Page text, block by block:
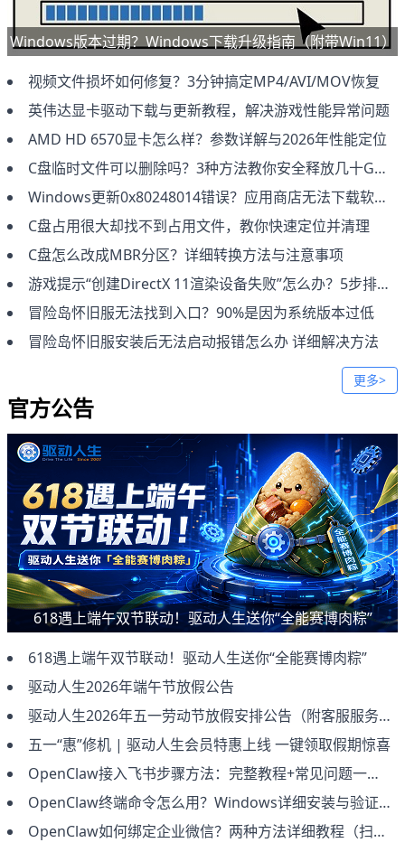
Windows版本过期？Windows下载升级指南（附带Win11）
视频文件损坏如何修复？3分钟搞定MP4/AVI/MOV恢复
英伟达显卡驱动下载与更新教程，解决游戏性能异常问题
AMD HD 6570显卡怎么样？参数详解与2026年性能定位
C盘临时文件可以删除吗？3种方法教你安全释放几十GB空间
Windows更新0x80248014错误？应用商店无法下载软件解决
C盘占用很大却找不到占用文件，教你快速定位并清理
C盘怎么改成MBR分区？详细转换方法与注意事项
游戏提示“创建DirectX 11渲染设备失败”怎么办？5步排查修复教程
冒险岛怀旧服无法找到入口？90%是因为系统版本过低
冒险岛怀旧服安装后无法启动报错怎么办 详细解决方法
更多>
官方公告
618遇上端午双节联动！驱动人生送你“全能赛博肉粽”
618遇上端午双节联动！驱动人生送你“全能赛博肉粽”
驱动人生2026年端午节放假公告
驱动人生2026年五一劳动节放假安排公告（附客服服务说明）
五一“惠”修机 | 驱动人生会员特惠上线 一键领取假期惊喜
OpenClaw接入飞书步骤方法：完整教程+常见问题一次讲清（2026新版）
OpenClaw终端命令怎么用？Windows详细安装与验证教程（新手必看）
OpenClaw如何绑定企业微信？两种方法详细教程（扫码接入+手动配置）